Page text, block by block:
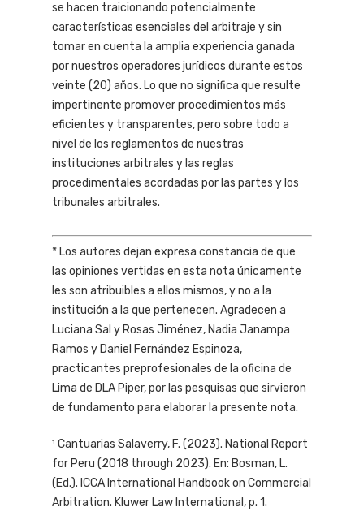
se hacen traicionando potencialmente
características esenciales del arbitraje y sin
tomar en cuenta la amplia experiencia ganada
por nuestros operadores jurídicos durante estos
veinte (20) años. Lo que no significa que resulte
impertinente promover procedimientos más
eficientes y transparentes, pero sobre todo a
nivel de los reglamentos de nuestras
instituciones arbitrales y las reglas
procedimentales acordadas por las partes y los
tribunales arbitrales.
* Los autores dejan expresa constancia de que
las opiniones vertidas en esta nota únicamente
les son atribuibles a ellos mismos, y no a la
institución a la que pertenecen. Agradecen a
Luciana Sal y Rosas Jiménez, Nadia Janampa
Ramos y Daniel Fernández Espinoza,
practicantes preprofesionales de la oficina de
Lima de DLA Piper, por las pesquisas que sirvieron
de fundamento para elaborar la presente nota.
¹ Cantuarias Salaverry, F. (2023). National Report
for Peru (2018 through 2023). En: Bosman, L.
(Ed.). ICCA International Handbook on Commercial
Arbitration. Kluwer Law International, p. 1.